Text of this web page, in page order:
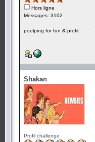
Hors ligne
Messages: 3102
poulping for fun & profit
Shakan
Profil challenge